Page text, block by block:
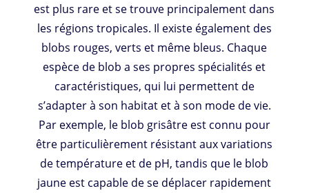
est plus rare et se trouve principalement dans
les régions tropicales. Il existe également des
blobs rouges, verts et même bleus. Chaque
espèce de blob a ses propres spécialités et
caractéristiques, qui lui permettent de
s’adapter à son habitat et à son mode de vie.
Par exemple, le blob grisâtre est connu pour
être particulièrement résistant aux variations
de température et de pH, tandis que le blob
jaune est capable de se déplacer rapidement